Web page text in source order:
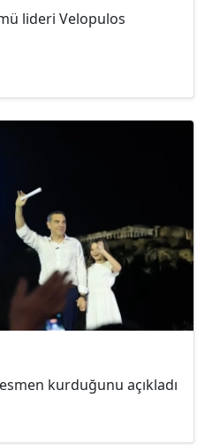
lideri Velopulos
kurduğunu açıkladı